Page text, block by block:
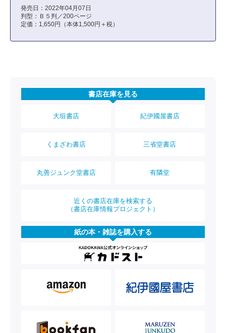
発売日：2022年04月07日
判型：Ｂ５判／200ページ
定価：1,650円（本体1,500円＋税）
書店在庫を見る
大垣書店 紀伊國屋書店
くまざわ書店 三省堂書店
丸善ジュンク堂書店 有隣堂
近くの書店在庫を検索する
（書店在庫情報プロジェクト）
紙の本・雑誌を購入する